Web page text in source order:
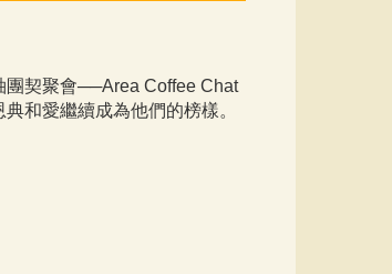
團契聚會──Area Coffee Chat
和愛繼續成為他們的榜樣。